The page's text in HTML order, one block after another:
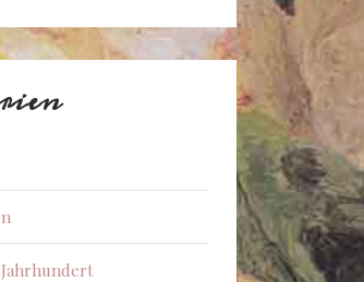
Jahrhundert